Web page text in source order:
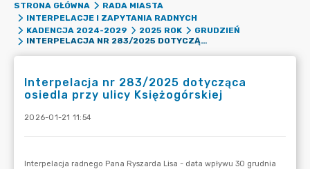
STRONA GŁÓWNA
RADA MIASTA
INTERPELACJE I ZAPYTANIA RADNYCH
KADENCJA 2024-2029
2025 ROK
GRUDZIEŃ
INTERPELACJA NR 283/2025 DOTYCZĄCA OSIEDLA PRZY ULICY KSIĘŻOGÓRSKIEJ
Interpelacja nr 283/2025 dotycząca
osiedla przy ulicy Księżogórskiej
2026-01-21 11:54